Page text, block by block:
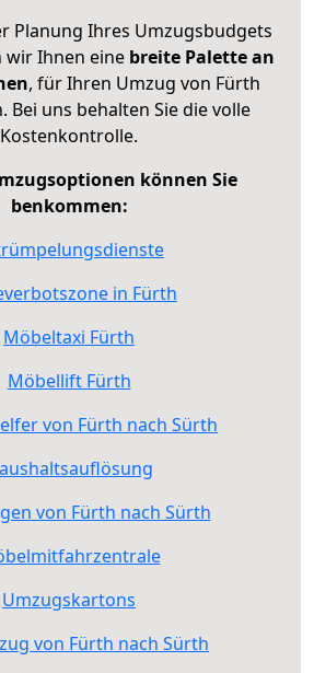
Planung Ihres Umzugsbudgets
wir Ihnen eine breite Palette an
, für Ihren Umzug von Fürth
Bei uns behalten Sie die volle
Kostenkontrolle.
können Sie
benkommen:
in Fürth
Möbeltaxi Fürth
Möbellift Fürth
von Fürth nach Sürth
von Fürth nach Sürth
Umzugskartons
von Fürth nach Sürth